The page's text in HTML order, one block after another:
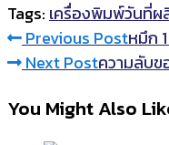
Tags: เครื่องพิมพ์วันที่ผ
Read
more
Previous Postหมึก
Next Postความลับ
You Might Also